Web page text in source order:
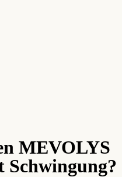
MEVOLYS
Schwingung?